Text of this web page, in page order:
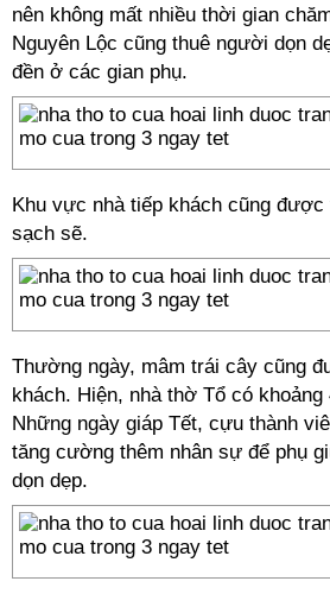
nên không mất nhiều thời gian
Nguyên Lộc cũng thuê người dọn
đền ở các gian phụ.
Khu vực nhà tiếp khách cũng
sạch sẽ.
Thường ngày, mâm trái cây cũng
khách. Hiện, nhà thờ Tổ có
Những ngày giáp Tết, cựu thành
tăng cường thêm nhân sự để phụ
dọn dẹp.